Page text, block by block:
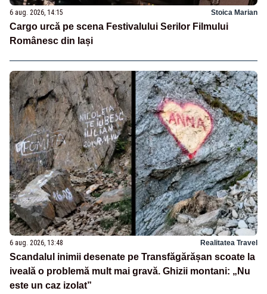
6 aug. 2026, 14:15 Stoica Marian
Cargo urcă pe scena Festivalului Serilor Filmului
Românesc din Iași
6 aug. 2026, 13:48 Realitatea Travel
Scandalul inimii desenate pe Transfăgărășan scoate la
iveală o problemă mult mai gravă. Ghizii montani: „Nu
este un caz izolat”